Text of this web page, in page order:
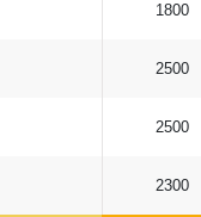
1800
2500
2500
2300